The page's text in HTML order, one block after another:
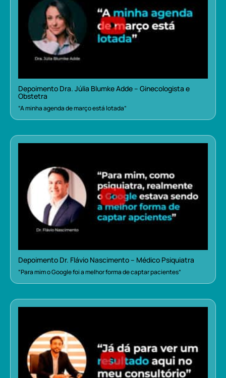
Depoimento Dra. Júlia Blumke Adde – Ginecologista e
Obstetra
“A minha agenda de março está lotada”
Depoimento Dr. Flávio Nascimento – Médico Psiquiatra
“Para mim o Google foi a melhor forma de captar pacientes”